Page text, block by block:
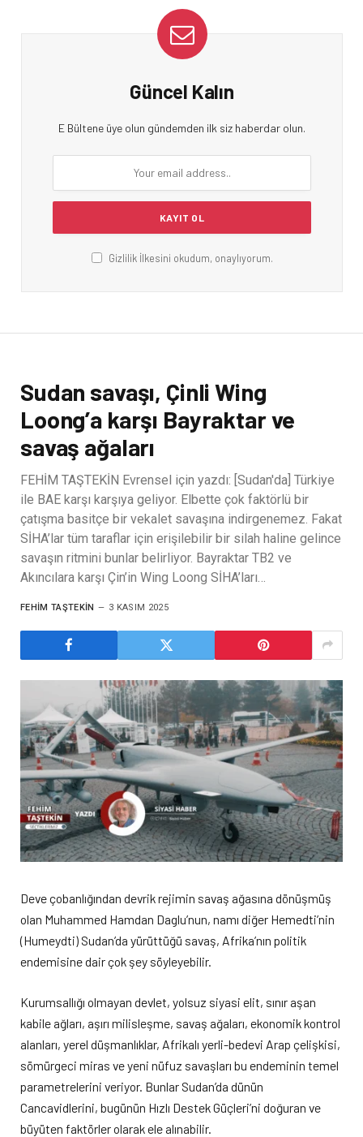
Güncel Kalın
E Bültene üye olun gündemden ilk siz haberdar olun.
Gizlilik İlkesini okudum, onaylıyorum.
Sudan savaşı, Çinli Wing
Loong’a karşı Bayraktar ve
savaş ağaları
FEHİM TAŞTEKİN Evrensel için yazdı: [Sudan'da] Türkiye
ile BAE karşı karşıya geliyor. Elbette çok faktörlü bir
çatışma basitçe bir vekalet savaşına indirgenemez. Fakat
SİHA’lar tüm taraflar için erişilebilir bir silah haline gelince
savaşın ritmini bunlar belirliyor. Bayraktar TB2 ve
Akıncılara karşı Çin’in Wing Loong SİHA’ları…
FEHIM TAŞTEKIN 3 KASIM 2025
Deve çobanlığından devrik rejimin savaş ağasına dönüşmüş
olan Muhammed Hamdan Daglu’nun, namı diğer Hemedti’nin
(Humeydti) Sudan’da yürüttüğü savaş, Afrika’nın politik
endemisine dair çok şey söyleyebilir.
Kurumsallığı olmayan devlet, yolsuz siyasi elit, sınır aşan
kabile ağları, aşırı milisleşme, savaş ağaları, ekonomik kontrol
alanları, yerel düşmanlıklar, Afrikalı yerli-bedevi Arap çelişkisi,
sömürgeci miras ve yeni nüfuz savaşları bu endeminin temel
parametrelerini veriyor. Bunlar Sudan’da dünün
Cancavidlerini, bugünün Hızlı Destek Güçleri’ni doğuran ve
büyüten faktörler olarak ele alınabilir.